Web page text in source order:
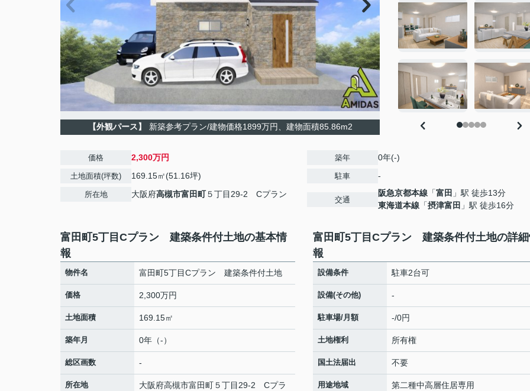
【外観パース】 新築参考プラン/建物価格1899万円、建物面積85.86m2
価格 2,300万円
土地面積(坪数) 169.15㎡(51.16坪)
所在地 大阪府高槻市富田町５丁目29-2 Cプラン
築年 0年(-)
駐車 -
交通
阪急京都本線 「富田 」駅 徒歩13分
東海道本線 「摂津富田 」駅 徒歩16分
富田町5丁目Cプラン 建築条件付土地の基本情
報
物件名 富田町5丁目Cプラン 建築条件付土地
価格 2,300万円
土地面積 169.15㎡
築年月 0年（-）
総区画数 -
所在地 大阪府高槻市富田町５丁目29-2 Cプラ
富田町5丁目Cプラン 建築条件付土地の詳
報
設備条件 駐車2台可
設備(その他) -
駐車場/月額 -/0円
土地権利 所有権
国土法届出 不要
用途地域 第二種中高層住居専用